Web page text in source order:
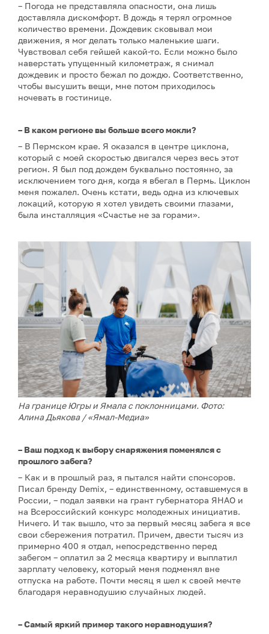
– Погода не представляла опасности, она лишь
доставляла дискомфорт. В дождь я терял огромное
количество времени. Дождевик сковывал мои
движения, я мог делать только маленькие шаги.
Чувствовал себя гейшей какой-то. Если можно было
наверстать упущенный километраж, я снимал
дождевик и просто бежал по дождю. Соответственно,
чтобы высушить вещи, мне потом приходилось
ночевать в гостинице.
– В каком регионе вы больше всего мокли?
– В Пермском крае. Я оказался в центре циклона,
который с моей скоростью двигался через весь этот
регион. Я был под дождем буквально постоянно, за
исключением того дня, когда я вбегал в Пермь. Циклон
меня пожалел. Очень кстати, ведь одна из ключевых
локаций, которую я хотел увидеть своими глазами,
была инсталляция «Счастье не за горами».
На границе Югры и Ямала с поклонницами. Фото:
Алина Дьякова / «Ямал-Медиа»
– Ваш подход к выбору снаряжения поменялся с
прошлого забега?
– Как и в прошлый раз, я пытался найти спонсоров.
Писал бренду Demix, – единственному, оставшемуся в
России, – подал заявки на грант губернатора ЯНАО и
на Всероссийский конкурс молодежных инициатив.
Ничего. И так вышло, что за первый месяц забега я все
свои сбережения потратил. Причем, двести тысяч из
примерно 400 я отдал, непосредственно перед
забегом – оплатил за 2 месяца квартиру и выплатил
зарплату человеку, который меня подменял вне
отпуска на работе. Почти месяц я шел к своей мечте
благодаря неравнодушию случайных людей.
– Самый яркий пример такого неравнодушия?